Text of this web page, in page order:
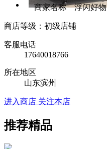
商家名称 浮闪好物
商店等级：初级店铺
客服电话
17640018766
所在地区
山东滨州
进入商店 关注本店
推荐精品